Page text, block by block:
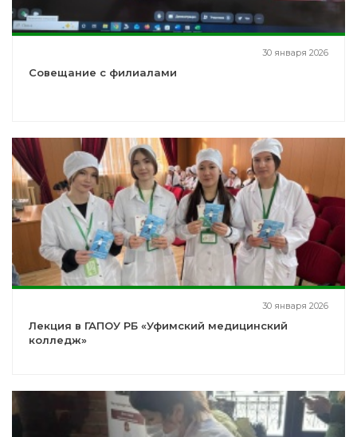
30 января 2026
Совещание с филиалами
30 января 2026
Лекция в ГАПОУ РБ «Уфимский медицинский
колледж»